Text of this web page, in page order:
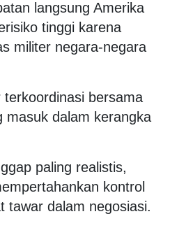
langsung Amerika
tinggi karena
militer negara-negara
bersama
masuk dalam kerangka
paling realistis,
kontrol
tawar dalam negosiasi.